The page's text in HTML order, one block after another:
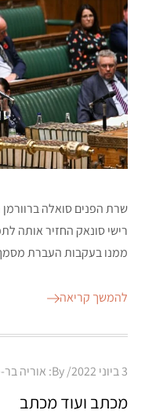
שרת הפנים סואלה
רישי סונאק החזיר אותה
ממנו בעקבות העברת
להמשך קריאה
Posted
3 ביוני 2022 By: אוריה
מכתב ועוד מכתב